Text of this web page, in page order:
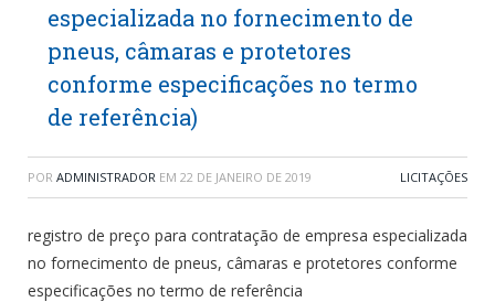
especializada no fornecimento de
pneus, câmaras e protetores
conforme especificações no termo
de referência)
POR ADMINISTRADOR EM 22 DE JANEIRO DE 2019 LICITAÇÕES
registro de preço para contratação de empresa especializada
no fornecimento de pneus, câmaras e protetores conforme
especificações no termo de referência